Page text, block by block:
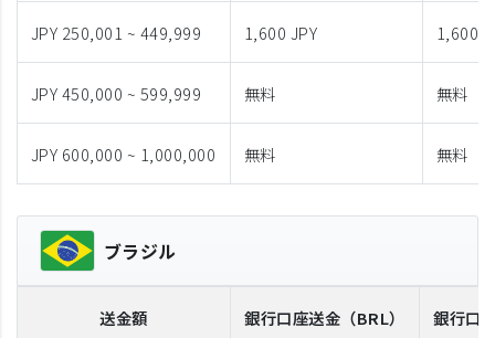
JPY 250,001 ~ 449,999 1,600 JPY 1,600
JPY 450,000 ~ 599,999 無料 無料
JPY 600,000 ~ 1,000,000 無料 無料
ブラジル
送金額 銀行口座送金 （BRL） 銀行口